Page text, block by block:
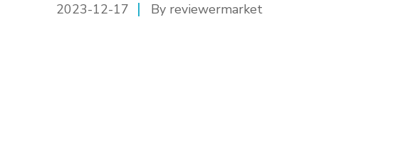
2023-12-17 By reviewermarket